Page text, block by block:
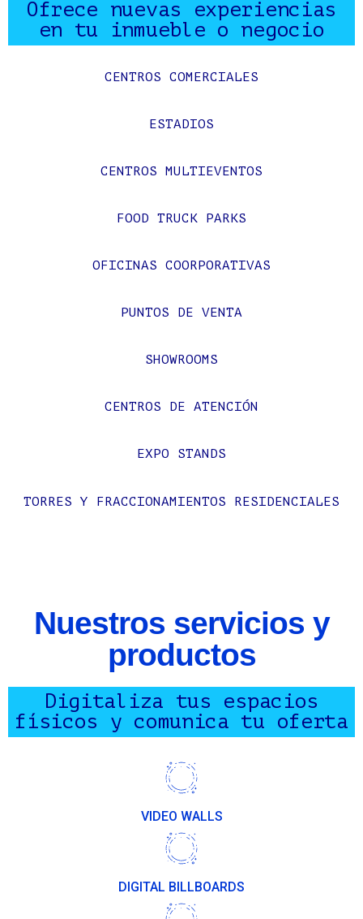
Ofrece nuevas experiencias
en tu inmueble o negocio
CENTROS COMERCIALES
ESTADIOS
CENTROS MULTIEVENTOS
FOOD TRUCK PARKS
OFICINAS COORPORATIVAS
PUNTOS DE VENTA
SHOWROOMS
CENTROS DE ATENCIÓN
EXPO STANDS
TORRES Y FRACCIONAMIENTOS RESIDENCIALES
Nuestros servicios y
productos
Digitaliza tus espacios
físicos y comunica tu oferta
VIDEO WALLS
DIGITAL BILLBOARDS